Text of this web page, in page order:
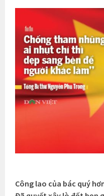
Công lao của bác quý